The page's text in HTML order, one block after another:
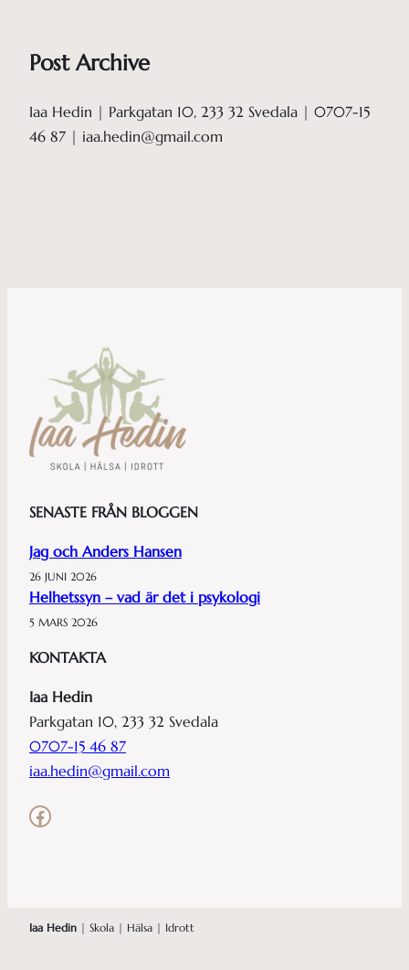
Post Archive
Iaa Hedin | Parkgatan 10, 233 32 Svedala | 0707-15
46 87 | iaa.hedin@gmail.com
SENASTE FRÅN BLOGGEN
Jag och Anders Hansen
26 JUNI 2026
Helhetssyn – vad är det i psykologi
5 MARS 2026
KONTAKTA
Iaa Hedin
Parkgatan 10, 233 32 Svedala
0707-15 46 87
iaa.hedin@gmail.com
Facebook
Iaa Hedin | Skola | Hälsa | Idrott